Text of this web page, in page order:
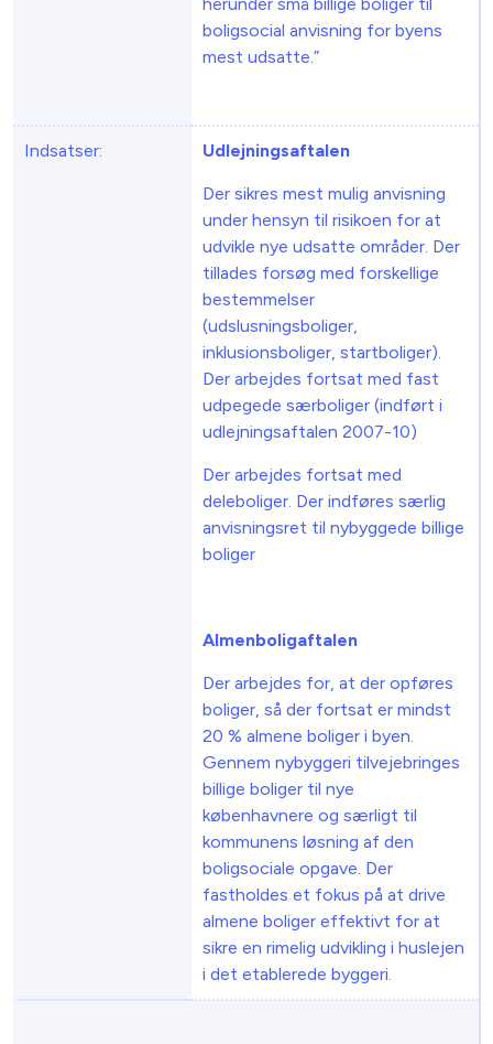
boligsocial anvisning for byens
mest udsatte.”
Indsatser: Udlejningsaftalen
Der sikres mest mulig anvisning
under hensyn til risikoen for at
udvikle nye udsatte områder. Der
tillades forsøg med forskellige
bestemmelser
(udslusningsboliger,
inklusionsboliger, startboliger).
Der arbejdes fortsat med fast
udpegede særboliger (indført i
udlejningsaftalen 2007-10)
Der arbejdes fortsat med
deleboliger. Der indføres særlig
anvisningsret til nybyggede billige
boliger
Almenboligaftalen
Der arbejdes for, at der opføres
boliger, så der fortsat er mindst
20 % almene boliger i byen.
Gennem nybyggeri tilvejebringes
billige boliger til nye
københavnere og særligt til
kommunens løsning af den
boligsociale opgave. Der
fastholdes et fokus på at drive
almene boliger effektivt for at
sikre en rimelig udvikling i huslejen
i det etablerede byggeri.